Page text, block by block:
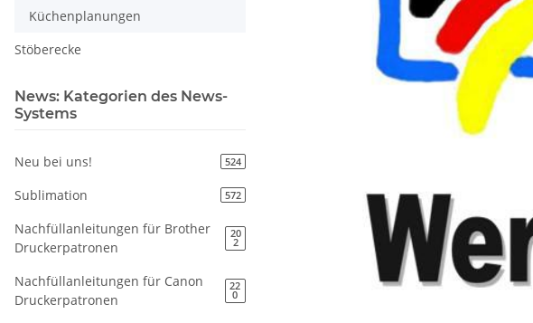
Küchenplanungen
Stöberecke
News: Kategorien des News-
Systems
Neu bei uns! 524
Sublimation 572
Nachfüllanleitungen für Brother
Druckerpatronen
20
2
Nachfüllanleitungen für Canon
Druckerpatronen
22
0